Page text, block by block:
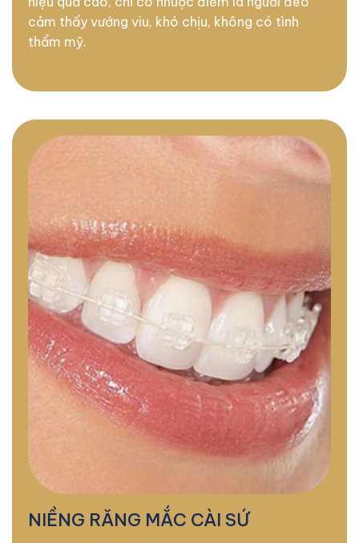
cảm thấy vướng viu, khó chịu, không có tình
thẩm mỹ.
NIỀNG RĂNG MẮC CÀI SỨ